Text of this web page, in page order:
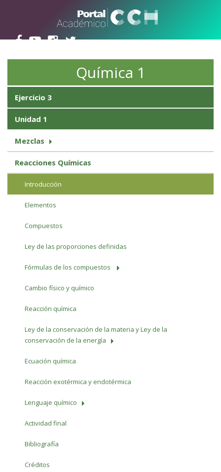
Química 1
Ejercicio 3
Unidad 1
Mezclas
Reacciones Químicas
Introducción
Elementos
Compuestos
Ley de las proporciones definidas
Fórmulas de los compuestos
Cambio físico y químico
Reacción química
Ley de la conservación de la materia y Ley de la
conservación de la energía
Ecuación química
Reacción exotérmica y endotérmica
Lenguaje químico
Actividad final
Bibliografía
Créditos